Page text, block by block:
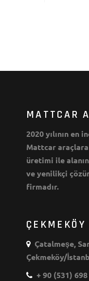
MATTCAR
2020 yılının en
Mattcar araçlara
üretimi ile
ve yenilikçi
firmadır.
Çatalmeşe,
Çekmeköy/
+ 90 (531)